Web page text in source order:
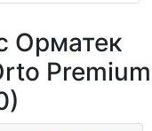
Орматек
Premium